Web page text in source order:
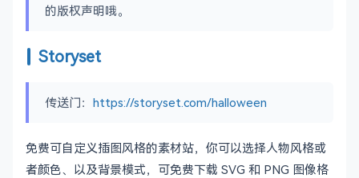
的版权声明哦。
Storyset
传送门： https://storyset.com/halloween
免费可自定义插图风格的素材站，你可以选择人物风格或
者颜色、以及背景模式，可免费下载 SVG 和 PNG 图像格